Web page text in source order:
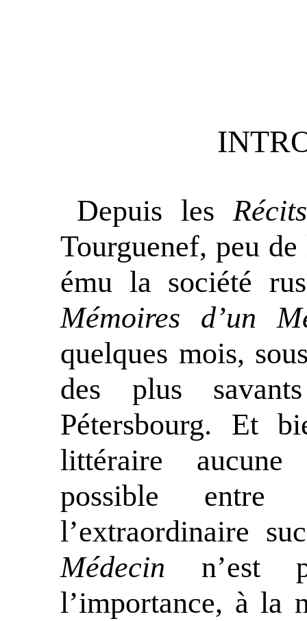
Depuis les
Tourguenef, peu
ému la société
Mémoires d’un
quelques mois,
des plus
Pétersbourg. Et
littéraire
possible entre
l’extraordinaire
Médecin n’est
l’importance, à la